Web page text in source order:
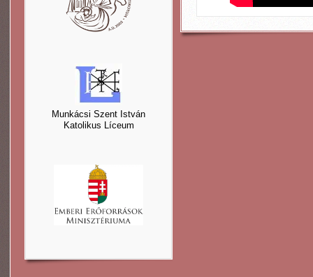
Munkácsi Szent István
Katolikus Líceum